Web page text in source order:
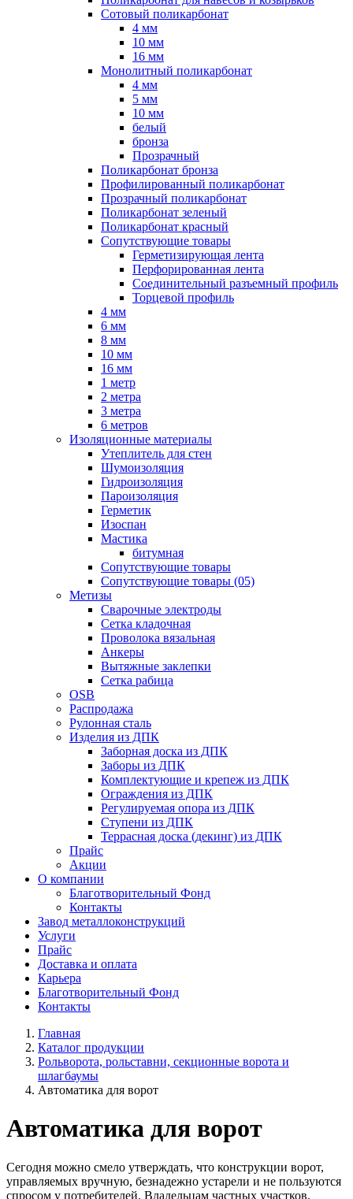
Сотовый поликарбонат
4 мм
10 мм
16 мм
Монолитный поликарбонат
4 мм
5 мм
10 мм
белый
бронза
Прозрачный
Поликарбонат бронза
Профилированный поликарбонат
Прозрачный поликарбонат
Поликарбонат зеленый
Поликарбонат красный
Сопутствующие товары
Герметизирующая лента
Перфорированная лента
Соединительный разъемный профиль
Торцевой профиль
4 мм
6 мм
8 мм
10 мм
16 мм
1 метр
2 метра
3 метра
6 метров
Изоляционные материалы
Утеплитель для стен
Шумоизоляция
Гидроизоляция
Пароизоляция
Герметик
Изоспан
Мастика
битумная
Сопутствующие товары
Сопутствующие товары (05)
Метизы
Сварочные электроды
Сетка кладочная
Проволока вязальная
Анкеры
Вытяжные заклепки
Сетка рабица
OSB
Распродажа
Рулонная сталь
Изделия из ДПК
Заборная доска из ДПК
Заборы из ДПК
Комплектующие и крепеж из ДПК
Ограждения из ДПК
Регулируемая опора из ДПК
Ступени из ДПК
Террасная доска (декинг) из ДПК
Прайс
Акции
О компании
Благотворительный Фонд
Контакты
Завод металлоконструкций
Услуги
Прайс
Доставка и оплата
Карьера
Благотворительный Фонд
Контакты
Главная
Каталог продукции
Рольворота, рольставни, секционные ворота и
шлагбаумы
Автоматика для ворот
Автоматика для ворот
Сегодня можно смело утверждать, что конструкции ворот,
управляемых вручную, безнадежно устарели и не пользуются
спросом у потребителей. Владельцам частных участков,